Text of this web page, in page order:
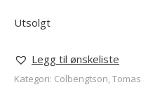
Utsolgt
Legg til ønskeliste
Kategori: Colbengtson, Tomas